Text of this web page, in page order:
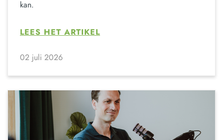
kan.
LEES HET ARTIKEL
02 juli 2026